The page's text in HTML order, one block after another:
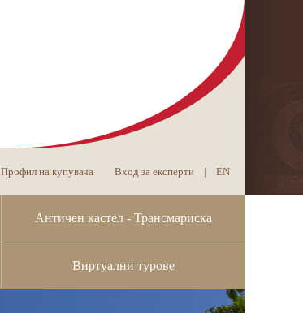
Античен кастел - Трансмариска
Виртуални турове
Профил на купувача Вход за експерти | EN